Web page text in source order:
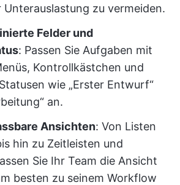
Unterauslastung zu vermeiden.
Felder und
: Passen Sie Aufgaben mit
Kontrollkästchen und
wie „Erster Entwurf“
an.
Ansichten: Von Listen
hin zu Zeitleisten und
Sie Ihr Team die Ansicht
besten zu seinem Workflow